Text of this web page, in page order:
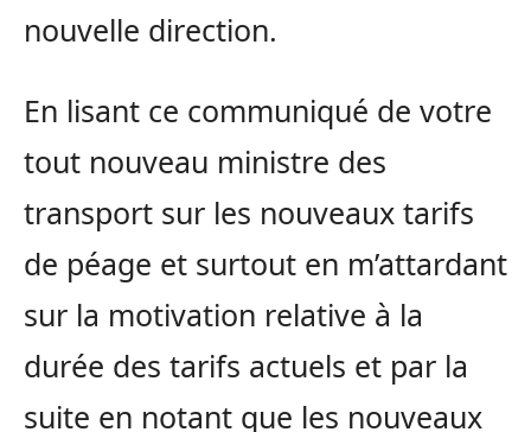
nouvelle direction.
En lisant ce communiqué de votre
tout nouveau ministre des
transport sur les nouveaux tarifs
de péage et surtout en m’attardant
sur la motivation relative à la
durée des tarifs actuels et par la
suite en notant que les nouveaux